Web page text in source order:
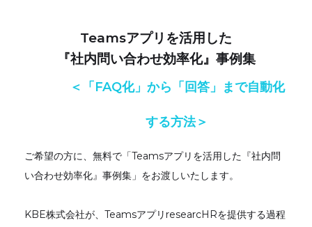
Teamsアプリを活用した
『社内問い合わせ効率化』事例集
＜「FAQ化」から「回答」まで自動化
する方法＞
ご希望の方に、無料で「Teamsアプリを活用した『社内問
い合わせ効率化』事例集」をお渡しいたします。
KBE株式会社が、TeamsアプリresearcHRを提供する過程